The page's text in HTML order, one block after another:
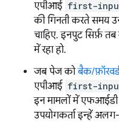
एपीआई first-
की गिनती करते समय
चाहिए. इनपुट सिर्फ़
में रहा हो.
जब पेज कोबैक/
एपीआई first-
इन मामलों में एफआईडी
उपयोगकर्ता इन्हें